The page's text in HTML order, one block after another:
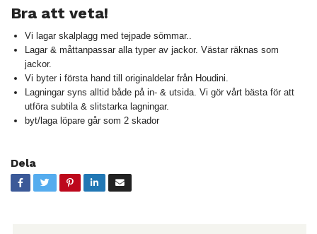
Bra att veta!
Vi lagar skalplagg med tejpade sömmar..
Lagar & måttanpassar alla typer av jackor. Västar räknas som
jackor.
Vi byter i första hand till originaldelar från Houdini.
Lagningar syns alltid både på in- & utsida. Vi gör vårt bästa för att
utföra subtila & slitstarka lagningar.
byt/laga löpare går som 2 skador
Dela